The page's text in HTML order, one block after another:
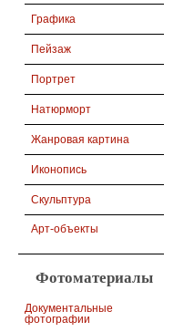
Графика
Пейзаж
Портрет
Натюрморт
Жанровая картина
Иконопись
Скульптура
Арт-объекты
Фотоматериалы
Документальные
фотографии